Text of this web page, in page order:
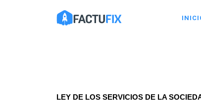
LEY DE LOS SERVICIOS DE LA